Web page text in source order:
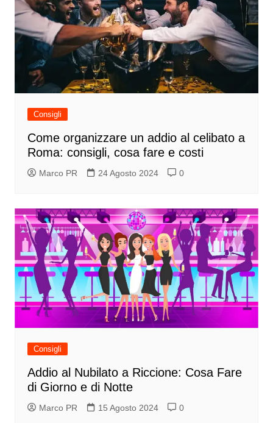
Consigli
Come organizzare un addio al celibato a
Roma: consigli, cosa fare e costi
Marco PR 24 Agosto 2024 0
Consigli
Addio al Nubilato a Riccione: Cosa Fare
di Giorno e di Notte
Marco PR 15 Agosto 2024 0